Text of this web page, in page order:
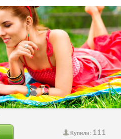
Купили: 111